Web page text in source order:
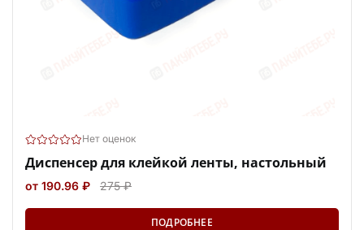
Нет оценок
Диспенсер для клейкой ленты, настольный
от 190.96 ₽ 275 ₽
ПОДРОБНЕЕ